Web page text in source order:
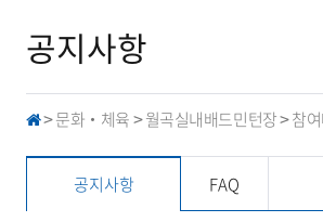
공지사항
H >문화‧체육 > 월곡실내배드민턴장>참
공지사항 FAQ